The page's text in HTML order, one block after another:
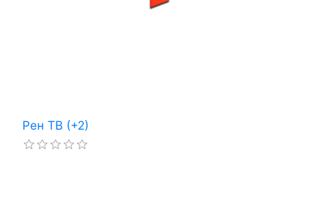
Рен ТВ (+2)